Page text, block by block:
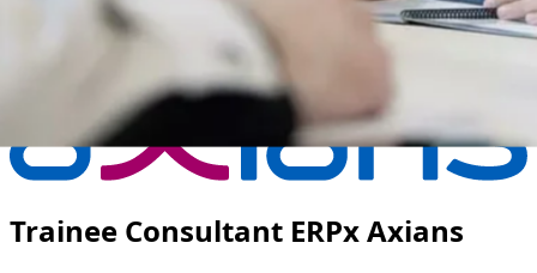
Trainee Consultant ERPx Axians